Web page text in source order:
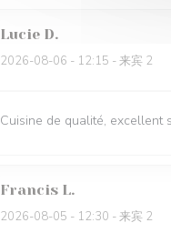
Lucie D
2026-08-06 - 12:15 - 来宾 2
Cuisine de qualité, excellent
Francis L
2026-08-05 - 12:30 - 来宾 2